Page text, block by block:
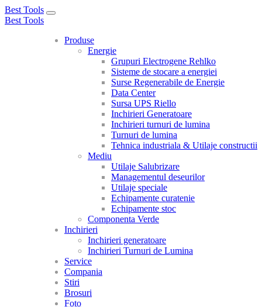
Best Tools
Toggle
Best Tools
Produse
Energie
Grupuri Electrogene Rehlko
Sisteme de stocare a energiei
Surse Regenerabile de Energie
Data Center
Sursa UPS Riello
Inchirieri Generatoare
Inchirieri turnuri de lumina
Turnuri de lumina
Tehnica industriala & Utilaje constructii
Mediu
Utilaje Salubrizare
Managementul deseurilor
Utilaje speciale
Echipamente curatenie
Echipamente stoc
Componenta Verde
Inchirieri
Inchirieri generatoare
Inchirieri Turnuri de Lumina
Service
Compania
Stiri
Brosuri
Foto